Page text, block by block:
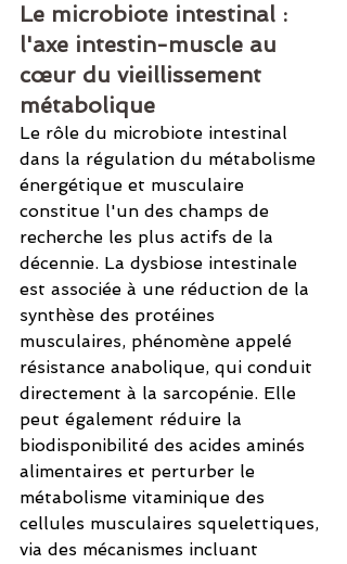
Le microbiote intestinal :
l'axe intestin-muscle au
cœur du vieillissement
métabolique
Le rôle du microbiote intestinal
dans la régulation du métabolisme
énergétique et musculaire
constitue l'un des champs de
recherche les plus actifs de la
décennie. La dysbiose intestinale
est associée à une réduction de la
synthèse des protéines
musculaires, phénomène appelé
résistance anabolique, qui conduit
directement à la sarcopénie. Elle
peut également réduire la
biodisponibilité des acides aminés
alimentaires et perturber le
métabolisme vitaminique des
cellules musculaires squelettiques,
via des mécanismes incluant